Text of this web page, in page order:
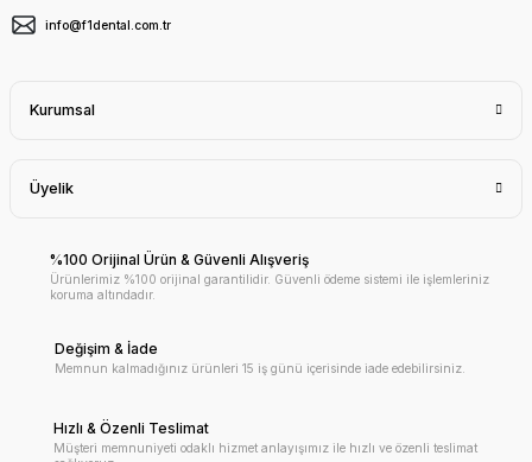
info@f1dental.com.tr
Kurumsal
Üyelik
%100 Orijinal Ürün & Güvenli Alışveriş
Ürünlerimiz %100 orijinal garantilidir. Güvenli ödeme sistemi ile işlemleriniz
koruma altındadır.
Değişim & İade
Memnun kalmadığınız ürünleri 15 iş günü içerisinde iade edebilirsiniz.
Hızlı & Özenli Teslimat
Müşteri memnuniyeti odaklı hizmet anlayışımız ile hızlı ve özenli teslimat